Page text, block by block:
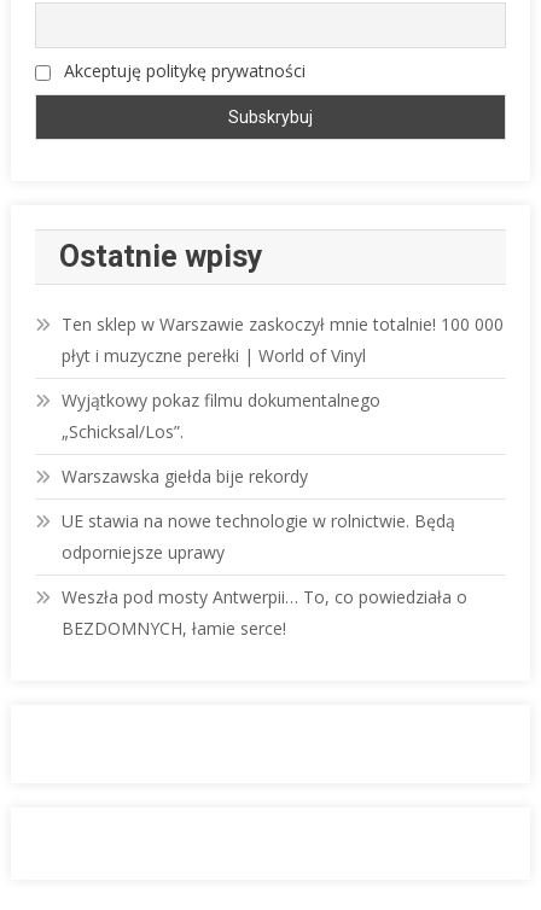
Akceptuję politykę prywatności
Ostatnie wpisy
Ten sklep w Warszawie zaskoczył mnie totalnie! 100 000
płyt i muzyczne perełki | World of Vinyl
Wyjątkowy pokaz filmu dokumentalnego
„Schicksal/Los”.
Warszawska giełda bije rekordy
UE stawia na nowe technologie w rolnictwie. Będą
odporniejsze uprawy
Weszła pod mosty Antwerpii… To, co powiedziała o
BEZDOMNYCH, łamie serce!